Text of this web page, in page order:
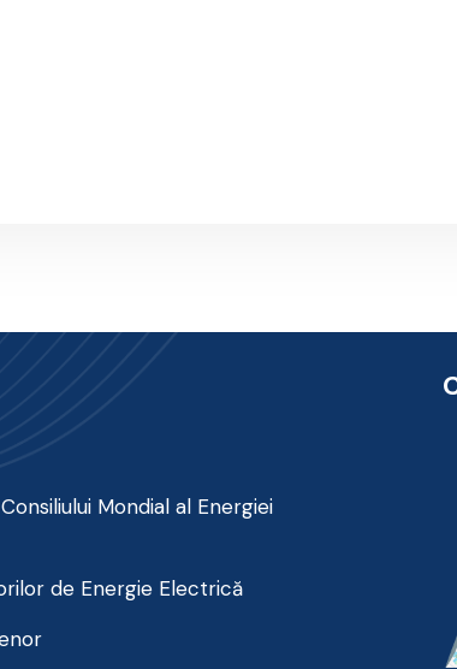
Mondial al Energiei
de Energie Electrică